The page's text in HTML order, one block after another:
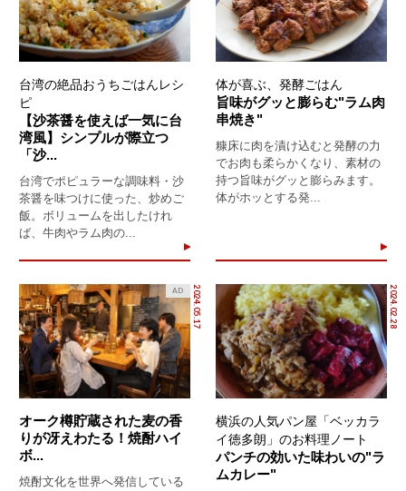
台湾の絶品おうちごはんレシ
ピ
【沙茶醤を使えば一気に台
湾風】シンプルが際立つ
「沙...
台湾でポピュラーな調味料・沙
茶醤を味つけに使った、炒めご
飯。ボリュームを出したけれ
ば、牛肉やラム肉の...
体が喜ぶ、発酵ごはん
旨味がグッと膨らむ"ラム肉
串焼き"
糠床に肉を漬け込むと発酵の力
でお肉も柔らかくなり、素材の
持つ旨味がグッと膨らみます。
体がホッとする発...
2024.05.17
AD
オーク樽貯蔵された麦の香
りが冴えわたる！焼酎ハイ
ボ...
焼酎文化を世界へ発信している
2024.02.28
横浜の人気パン屋「ベッカラ
イ徳多朗」のお料理ノート
パンチの効いた味わいの"ラ
ムカレー"